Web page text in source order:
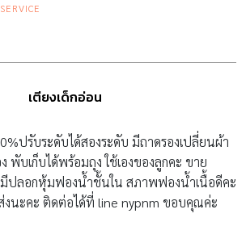
เตียงเด็กอ่อน
ปรับระดับได้สองระดับ มีถาดรองเปลี่ยนผ้า
พับเก็บได้พร้อมถุง ใช้เองของลูกคะ ขาย
ลอกหุ้มฟองน้ำชั้นใน สภาพฟองน้ำเนื้อดีคะ
งนะคะ ติดต่อได้ที่ line nypnm ขอบคุณค่ะ